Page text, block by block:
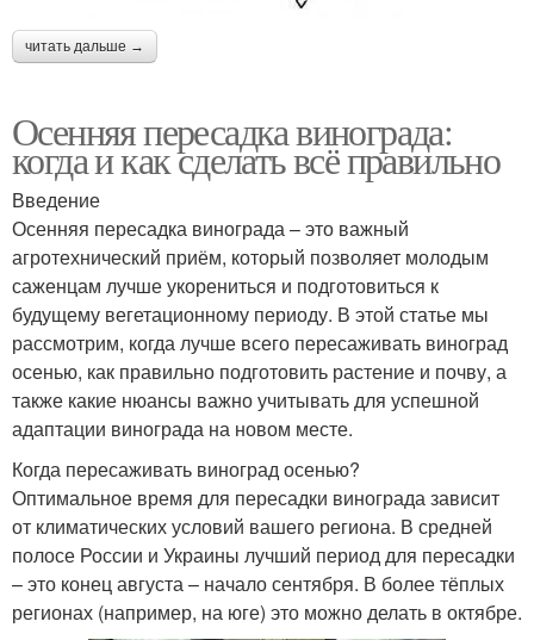
читать дальше →
Осенняя пересадка винограда:
когда и как сделать всё правильно
Введение
Осенняя пересадка винограда – это важный
агротехнический приём, который позволяет молодым
саженцам лучше укорениться и подготовиться к
будущему вегетационному периоду. В этой статье мы
рассмотрим, когда лучше всего пересаживать виноград
осенью, как правильно подготовить растение и почву, а
также какие нюансы важно учитывать для успешной
адаптации винограда на новом месте.
Когда пересаживать виноград осенью?
Оптимальное время для пересадки винограда зависит
от климатических условий вашего региона. В средней
полосе России и Украины лучший период для пересадки
– это конец августа – начало сентября. В более тёплых
регионах (например, на юге) это можно делать в октябре.